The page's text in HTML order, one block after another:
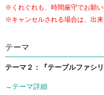
※くれぐれも、時間厳守でお願い
※キャンセルされる場合は、出
テーマ
テーマ２：『テーブルファシ
→テーマ詳細